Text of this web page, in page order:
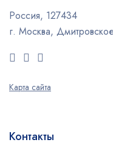
Россия, 127434
г. Москва,
Карта сайта
Контакты